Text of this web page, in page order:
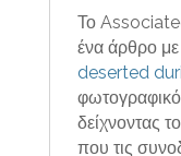
Το
ένα άρθρο με
deserted
δείχνοντας
που τις